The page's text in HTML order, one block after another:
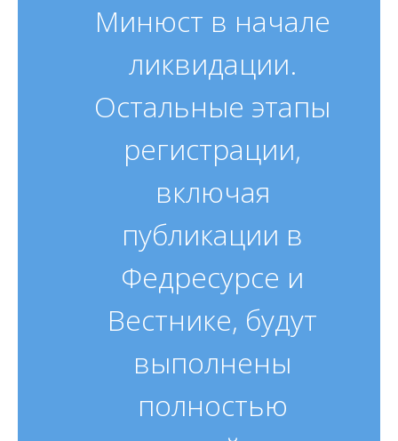
Минюст в начале
ликвидации.
Остальные этапы
регистрации,
включая
публикации в
Федресурсе и
Вестнике, будут
выполнены
полностью